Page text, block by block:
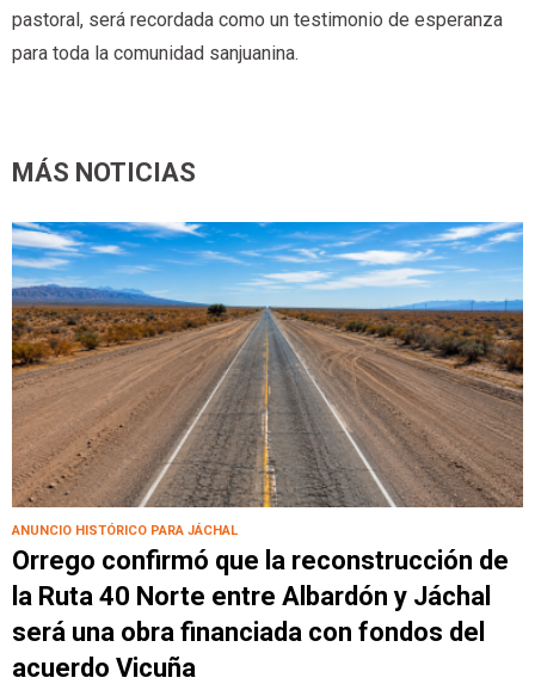
pastoral, será recordada como un testimonio de esperanza
para toda la comunidad sanjuanina.
MÁS NOTICIAS
ANUNCIO HISTÓRICO PARA JÁCHAL
Orrego confirmó que la reconstrucción de
la Ruta 40 Norte entre Albardón y Jáchal
será una obra financiada con fondos del
acuerdo Vicuña